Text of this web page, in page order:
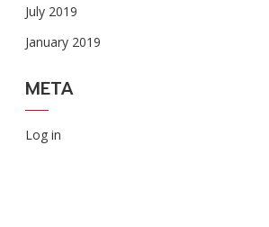
July 2019
January 2019
META
Log in